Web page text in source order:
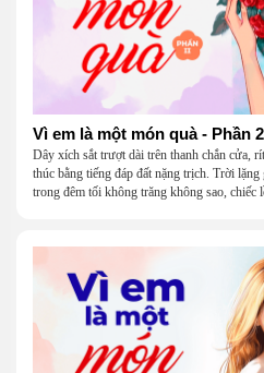
Vì em là một món quà - Phần
Dây xích sắt trượt dài trên thanh chắn cửa,
thúc bằng tiếng đáp đất nặng trịch. Trời
trong đêm tối không trăng không sao,